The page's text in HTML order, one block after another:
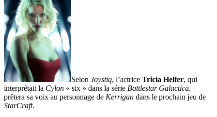
Selon Joystiq, l’actrice Tricia Helfer, qui
interprétait la Cylon « six » dans la série Battlestar Galactica,
prêtera sa voix au personnage de Kerrigan dans le prochain jeu de
StarCraft.